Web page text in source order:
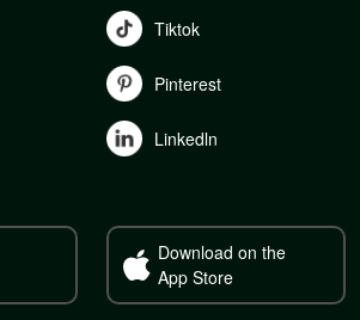
Tiktok
Pinterest
Linkedln
Download on the
App Store